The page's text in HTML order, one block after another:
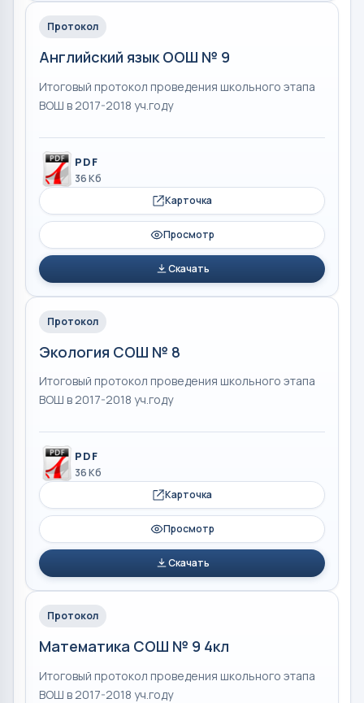
Протокол
Английский язык ООШ № 9
Итоговый протокол проведения школьного этапа
ВОШ в 2017-2018 уч.году
PDF
36 Кб
Карточка
Просмотр
Скачать
Протокол
Экология СОШ № 8
Итоговый протокол проведения школьного этапа
ВОШ в 2017-2018 уч.году
PDF
36 Кб
Карточка
Просмотр
Скачать
Протокол
Математика СОШ № 9 4кл
Итоговый протокол проведения школьного этапа
ВОШ в 2017-2018 уч.году